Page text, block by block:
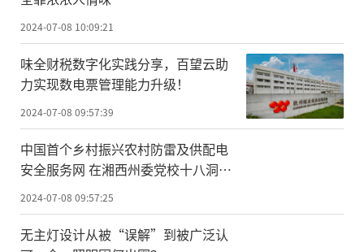
2024-07-08 10:09:21
味全财税数字化实践分享，百望云助
力实现数电票管理能力升级！
2024-07-08 09:57:39
中国首个乡村振兴农村防雷及供配电
安全服务网 在湘西州委党校十八洞分
校启动
2024-07-08 09:57:25
无主灯设计从被“误解”到被广泛认